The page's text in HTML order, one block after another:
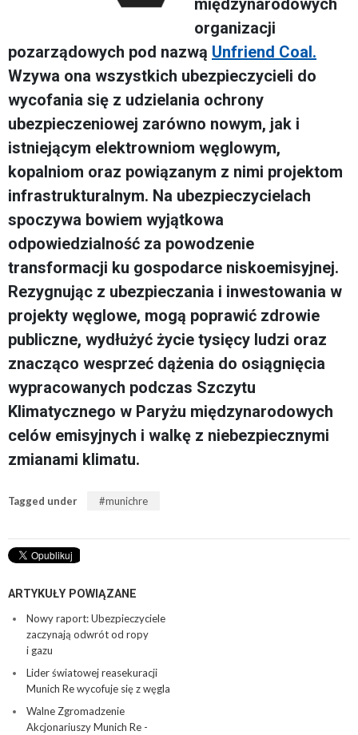
międzynarodowych
organizacji
pozarządowych pod nazwą Unfriend Coal.
Wzywa ona wszystkich ubezpieczycieli do
wycofania się z udzielania ochrony
ubezpieczeniowej zarówno nowym, jak i
istniejącym elektrowniom węglowym,
kopalniom oraz powiązanym z nimi projektom
infrastrukturalnym. Na ubezpieczycielach
spoczywa bowiem wyjątkowa
odpowiedzialność za powodzenie
transformacji ku gospodarce niskoemisyjnej.
Rezygnując z ubezpieczania i inwestowania w
projekty węglowe, mogą poprawić zdrowie
publiczne, wydłużyć życie tysięcy ludzi oraz
znacząco wesprzeć dążenia do osiągnięcia
wypracowanych podczas Szczytu
Klimatycznego w Paryżu międzynarodowych
celów emisyjnych i walkę z niebezpiecznymi
zmianami klimatu.
Tagged under munichre
ARTYKUŁY POWIĄZANE
Nowy raport: Ubezpieczyciele
zaczynają odwrót od ropy
i gazu
Lider światowej reasekuracji
Munich Re wycofuje się z węgla
Walne Zgromadzenie
Akcjonariuszy Munich Re -